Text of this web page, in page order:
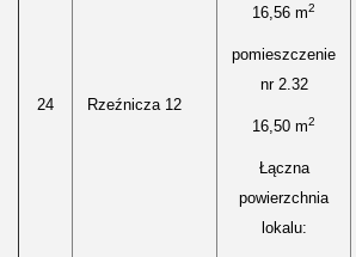
24 Rzeźnicza 12
16,56 m2
pomieszczenie
nr 2.32
16,50 m2
Łączna
powierzchnia
lokalu: